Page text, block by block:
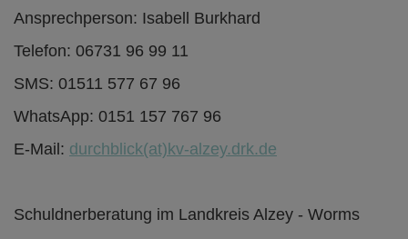
Ansprechperson: Isabell Burkhard
Telefon: 06731 96 99 11
SMS: 01511 577 67 96
WhatsApp: 0151 157 767 96
E-Mail: durchblick(at)kv-alzey.drk.de
Schuldnerberatung im Landkreis Alzey - Worms